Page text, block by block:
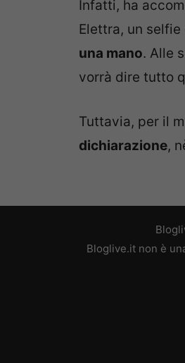
Infatti, ha
Elettra, un
una mano. Alle
vorrà dire tutto
Tuttavia, per il
dichiarazione,
Bloglive.it non è